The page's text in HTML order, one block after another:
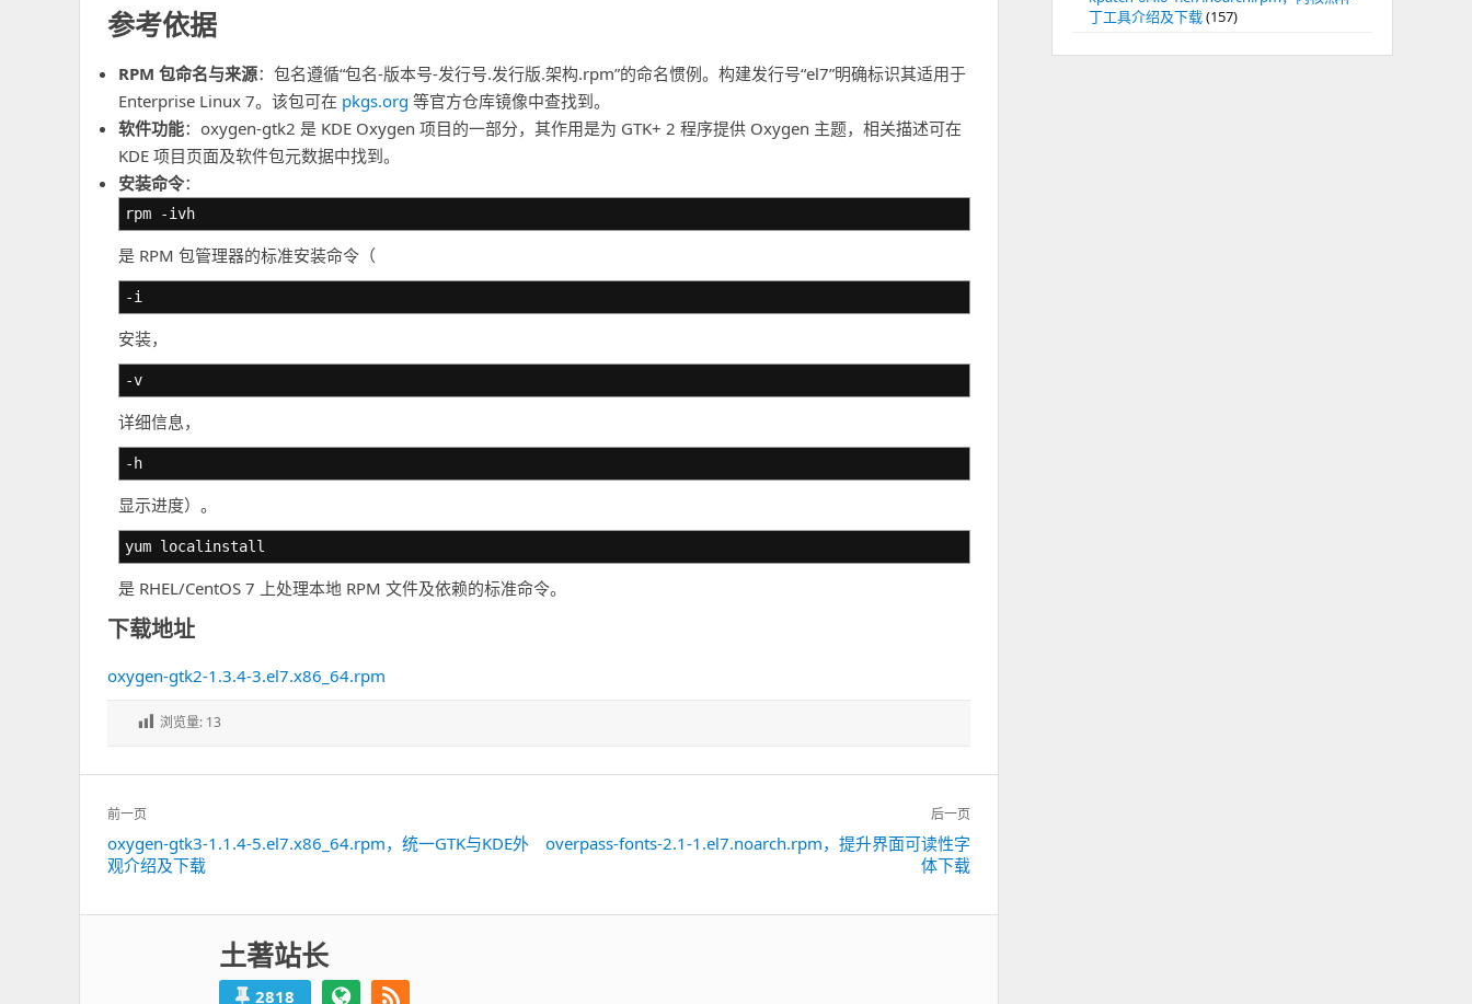
参考依据
RPM 包命名与来源：包名遵循“包名-版本号-发行号.发行版.架构.rpm”的命名惯例。构建发行号“el7”明确标识其适用于
Enterprise Linux 7。该包可在 pkgs.org 等官方仓库镜像中查找到。
软件功能：oxygen-gtk2 是 KDE Oxygen 项目的一部分，其作用是为 GTK+ 2 程序提供 Oxygen 主题，相关描述可在
KDE 项目页面及软件包元数据中找到。
安装命令：
rpm -ivh
是 RPM 包管理器的标准安装命令（
-i
安装，
-v
详细信息，
-h
显示进度）。
yum localinstall
是 RHEL/CentOS 7 上处理本地 RPM 文件及依赖的标准命令。
下载地址
oxygen-gtk2-1.3.4-3.el7.x86_64.rpm
浏览量: 13
文
章
导
前一页
上
一
oxygen-gtk3-1.1.4-5.el7.x86_64.rpm，统一GTK与KDE外
观介绍及下载
后一页
下
overpass-fonts-2.1-1.el7.noarch.rpm，提升界面可读性字
体下载
土著站长
2818
丁工具介绍及下载(157)